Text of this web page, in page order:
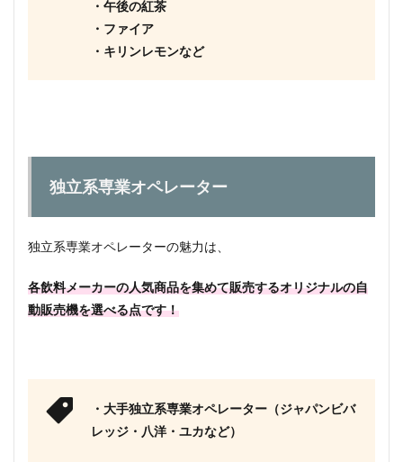
・午後の紅茶
・ファイア
・キリンレモンなど
独立系専業オペレーター
独立系専業オペレーターの魅力は、
各飲料メーカーの人気商品を集めて販売するオリジナルの自
動販売機を選べる点です！
・大手独立系専業オペレーター（ジャパンビバ
レッジ・八洋・ユカなど）